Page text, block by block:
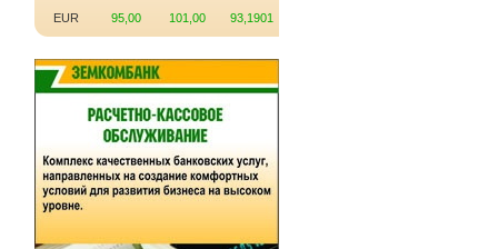
EUR
95,00 101,00 93,1901